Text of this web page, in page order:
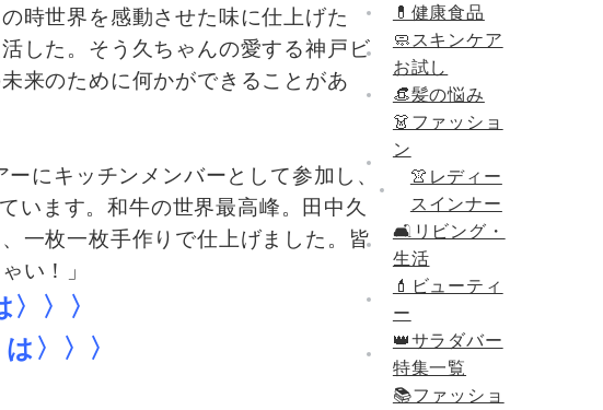
時世界を感動させた味に仕上げた
した。そう久ちゃんの愛する神戸ビ
来のために何かができることがあ
にキッチンメンバーとして参加し、
います。和牛の世界最高峰。田中久
一枚一枚手作りで仕上げました。皆
い！」
〉〉
〉〉〉
💊健康食品
🧼スキンケア
お試し
👒髪の悩み
👗ファッショ
ン
👚レディー
スインナー
🛋リビング・
生活
💄ビューティ
ー
👑サラダバー
特集一覧
📚ファッショ